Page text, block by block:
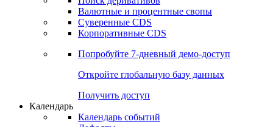
Получить доступ
Деривативы
Валютные и процентные свопы
Корпоративные CDS
Попробуйте7-дневный
Откройте глобальную базу данных